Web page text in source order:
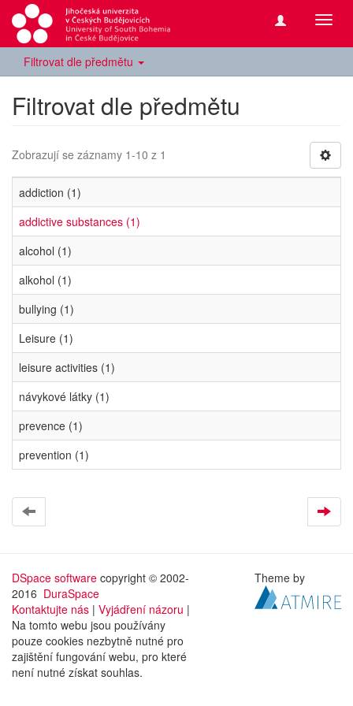
Filtrovat dle předmětu
Filtrovat dle předmětu
Zobrazují se záznamy 1-10 z 1
addiction (1)
addictive substances (1)
alcohol (1)
alkohol (1)
bullying (1)
Leisure (1)
leisure activities (1)
návykové látky (1)
prevence (1)
prevention (1)
DSpace software copyright © 2002-
2016 DuraSpace
Kontaktujte nás | Vyjádření názoru |
Na tomto webu jsou používány
pouze cookies nezbytně nutné pro
zajištění fungování webu, pro které
není nutné získat souhlas.
Theme by